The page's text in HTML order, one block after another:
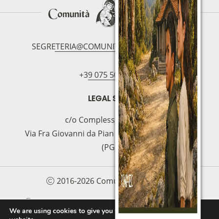
SEGRETERIA@COMUNITAMAGNIFICAT.ORG
+39 075 5094797
LEGAL SEAT
c/o Complesso S.Manno
Via Fra Giovanni da Pian di Carpine, 63 - 06127
(PG)
2016-2026 Comunità Magnificat
COOKIE POLICY
PRIVACY POLICY
We are using cookies to give you the best experience on our